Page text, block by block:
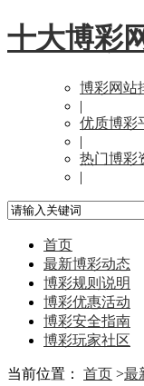
十大博彩
博彩网站
|
优质博彩
|
热门博彩
|
首页
最新博彩动态
博彩规则说明
博彩优惠活动
博彩安全指南
博彩玩家社区
当前位置： 首页 >最